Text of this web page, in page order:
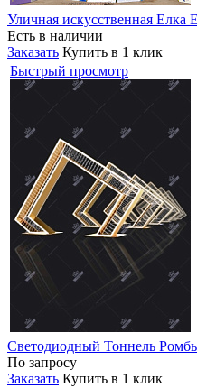
Уличная искусственная Елка
Есть в наличии
Заказать Купить в 1 клик
Быстрый просмотр
Светодиодный Тоннель
По запросу
Заказать Купить в 1 клик